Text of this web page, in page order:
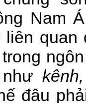
Nam
quan
đâu